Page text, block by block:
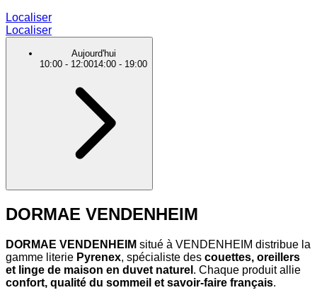
Localiser
Localiser
Aujourd'hui
10:00 - 12:0014:00 - 19:00
DORMAE VENDENHEIM
DORMAE VENDENHEIM situé à VENDENHEIM distribue la
gamme literie Pyrenex, spécialiste des couettes, oreillers
et linge de maison en duvet naturel . Chaque produit allie
confort, qualité du sommeil et savoir-faire français.